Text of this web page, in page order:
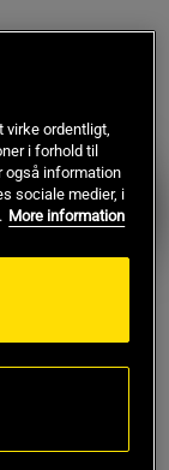
ordentligt,
i forhold til
også information
sociale medier, i
More information